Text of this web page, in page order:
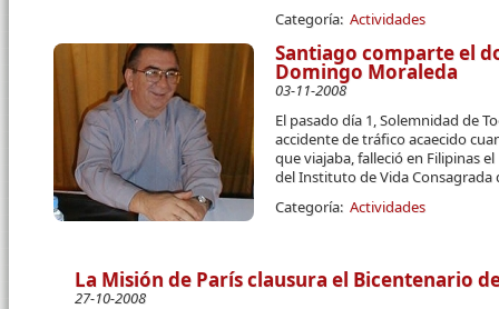
Categoría: Actividades
Santiago comparte el
Domingo Moraleda
03-11-2008
El pasado día 1, Solemnidad de
accidente de tráfico acaecido
que viajaba, falleció en Filipinas
del Instituto de Vida Consagrada
Categoría: Actividades
La Misión de París clausura el Bicentenario
27-10-2008